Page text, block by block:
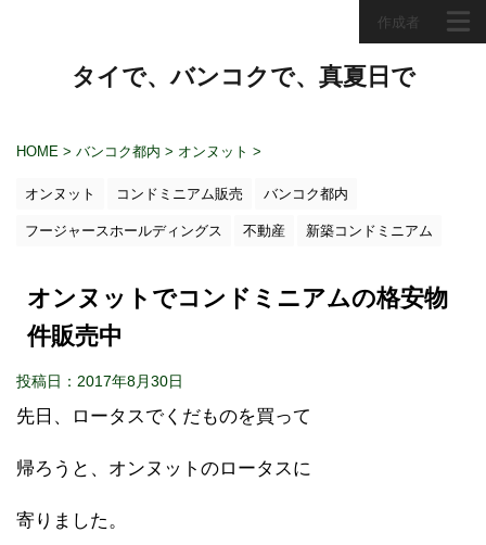
作成者
タイで、バンコクで、真夏日で
HOME > バンコク都内 > オンヌット >
オンヌット コンドミニアム販売 バンコク都内
フージャースホールディングス 不動産 新築コンドミニアム
オンヌットでコンドミニアムの格安物
件販売中
投稿日：2017年8月30日
先日、ロータスでくだものを買って
帰ろうと、オンヌットのロータスに
寄りました。